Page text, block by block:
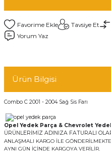
Tavsiye Et
Yorum Yaz
Ürün Bilgisi
Combo C 2001 - 2004 Sağ Sis Farı
Opel Yedek Parça & Chevrolet
ÜRÜNLERİMİZ ADINIZA FATURALI
ANLAŞMALI KARGO İLE
AYNI GÜN İÇİNDE KARGOYA VERİLİR.